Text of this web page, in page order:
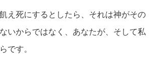
・格言
え死にするとしたら、それは神がその
いからではなく、あなたが、そして私
です。